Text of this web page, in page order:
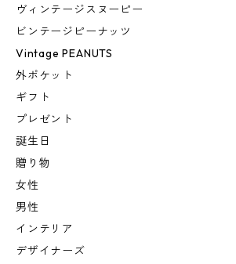
ヴィンテージスヌーピー
ビンテージピーナッツ
Vintage PEANUTS
外ポケット
ギフト
プレゼント
誕生日
贈り物
女性
男性
インテリア
デザイナーズ